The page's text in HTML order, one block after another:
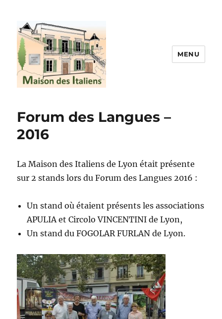
MENU
Forum des Langues –
2016
La Maison des Italiens de Lyon était présente
sur 2 stands lors du Forum des Langues 2016 :
Un stand où étaient présents les associations
APULIA et Circolo VINCENTINI de Lyon,
Un stand du FOGOLAR FURLAN de Lyon.